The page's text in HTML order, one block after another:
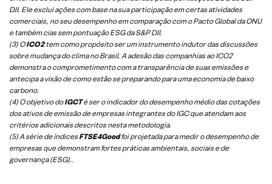
DJI. Ele exclui ações com base na sua participação em certas atividades
comerciais, no seu desempenho em comparação com o Pacto Global da ONU
e também cias sem pontuação ESG da S&P DJI.
(3) OICO2tem como propósito ser um instrumento indutor das discussões
sobre mudança do clima no Brasil. A adesão das companhias ao ICO2
demonstra o comprometimento com a transparência de suas emissões e
antecipa a visão de como estão se preparando para uma economia de baixo
carbono.
(4) O objetivo doIGCTé ser o indicador do desempenho médio das cotações
dos ativos de emissão de empresas integrantes do IGC que atendam aos
critérios adicionais descritos nesta metodologia.
(5) A série de índicesFTSE4Goodfoi projetada para medir o desempenho de
empresas que demonstram fortes práticas ambientais, sociais e de
governança (ESG)..